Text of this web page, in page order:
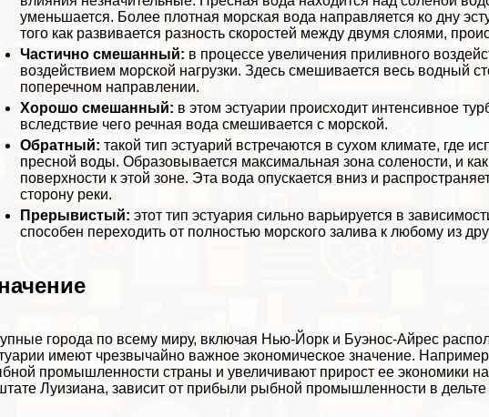
уменьшается. Более плотная морская вода направляется ко дну
того как развивается разность скоростей между двумя слоями,
Частично смешанный: в процессе увеличения приливного
воздействием морской нагрузки. Здесь смешивается весь водный
поперечном направлении.
Хорошо смешанный: в этом эстуарии происходит интенсивное
вследствие чего речная вода смешивается с морской.
Обратный:такой тип эстуарий встречаются в сухом климате, где
пресной воды. Образовывается максимальная зона солености, и
поверхности к этой зоне. Эта вода опускается вниз и
сторону реки.
Прерывистый:этот тип эстуария сильно варьируется в
способен переходить от полностью морского залива к любому из
города по всему миру, включая Нью-Йорк и Буэнос-Айрес
имеют чрезвычайно важное экономическое значение.
промышленности страны и увеличивают прирост ее экономики
Луизиана, зависит от прибыли рыбной промышленности в